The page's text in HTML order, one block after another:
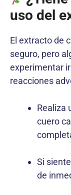
uso del
El extracto de
seguro, pero
experimentar
reacciones
Realiza
cuero
Si
de